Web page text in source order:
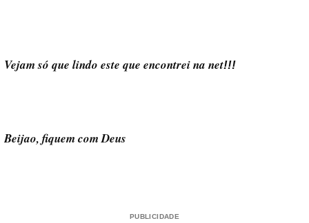
Vejam só que lindo este que encontrei na net!!!
Beijao, fiquem com Deus
PUBLICIDADE